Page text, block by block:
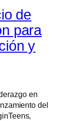
de
para
y
en
del